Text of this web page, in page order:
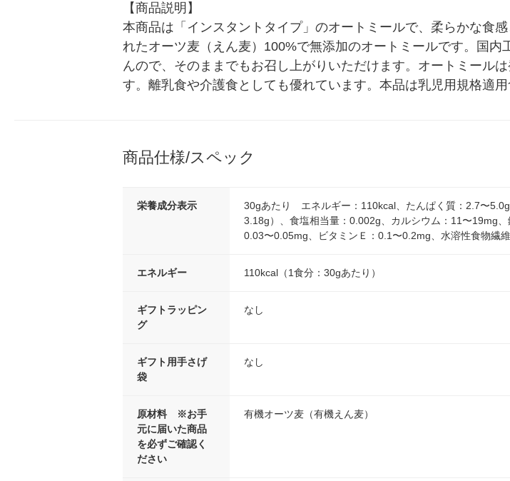
【商品説明】
本商品は「インスタントタイプ」のオートミールで、柔らかな食
れたオーツ麦（えん麦）100%で無添加のオートミールです。国
んので、そのままでもお召し上がりいただけます。オートミール
す。離乳食や介護食としても優れています。本品は乳児用規格適用
商品仕様/スペック
栄養成分表示
30gあたり エネルギー：110kcal、たんぱく質：2.7〜
3.18g）、食塩相当量：0.002g、カルシウム：11〜19mg
0.03〜0.05mg、ビタミンＥ：0.1〜0.2mg、水溶性食物繊
エネルギー 110kcal（1食分：30gあたり）
ギフトラッピン
グ
なし
ギフト用手さげ
袋
なし
原材料 ※お手
元に届いた商品
を必ずご確認く
ださい
有機オーツ麦（有機えん麦）